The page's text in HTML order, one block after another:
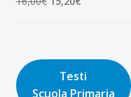
9,00€.8,55€.
16,00€.15,20€.
Testi
Scuola Primaria